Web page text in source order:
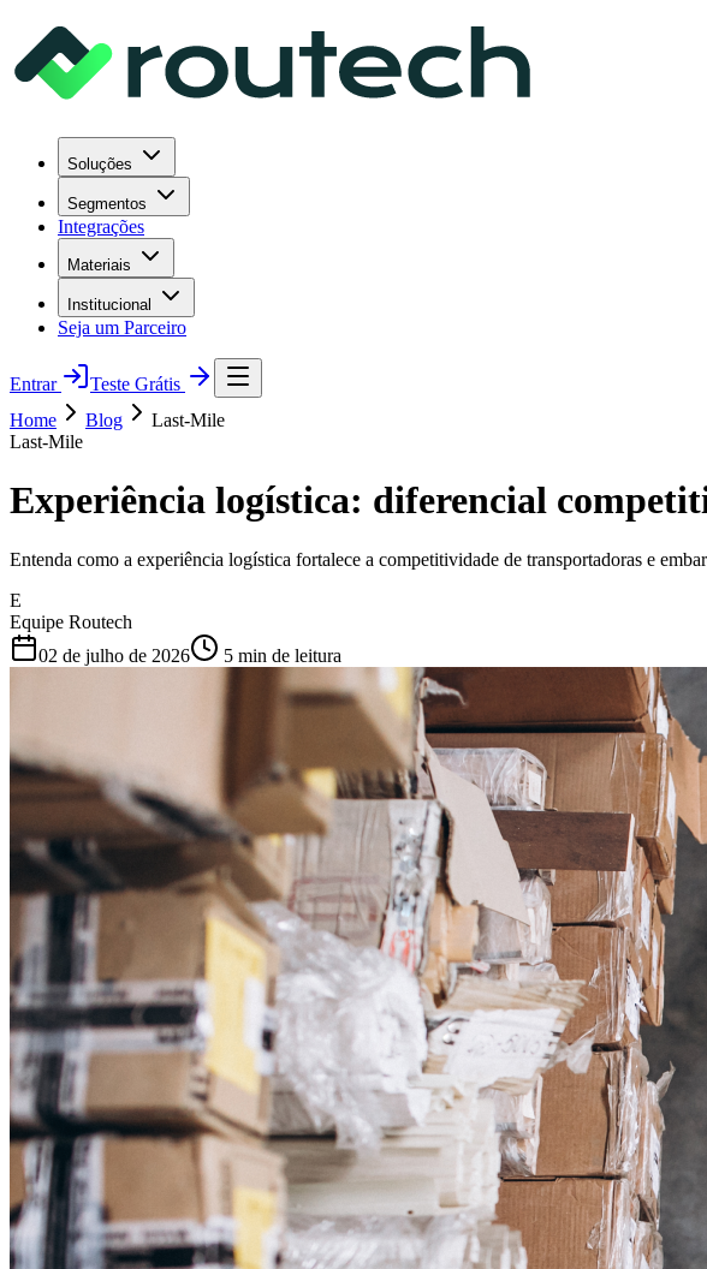
Soluções
Segmentos
Integrações
Materiais
Institucional
Seja um Parceiro
Entrar
Teste Grátis
Home
Blog
Last-Mile
Last-Mile
Experiência logística: diferencial
Entenda como a experiência logística fortalece a competitividade de transportadoras e
E
Equipe Routech
02 de julho de 2026
5 min de leitura